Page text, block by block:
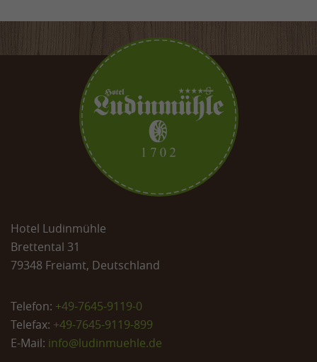
Hotel Ludinmühle
Brettental 31
79348 Freiamt, Deutschland
Telefon: +49-7645-9119-0
Telefax: +49-7645-9119-899
E-Mail: info@ludinmuehle.de